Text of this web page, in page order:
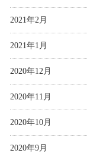
2021年2月
2021年1月
2020年12月
2020年11月
2020年10月
2020年9月